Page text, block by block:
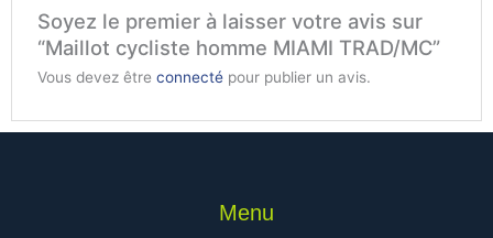
Soyez le premier à laisser votre avis sur
“Maillot cycliste homme MIAMI TRAD/MC”
Vous devez être connectépour publier un avis.
Menu